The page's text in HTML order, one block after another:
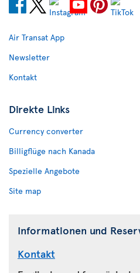
Air Transat App
Newsletter
Kontakt
Direkte Links
Currency converter
Billigflüge nach Kanada
Spezielle Angebote
Site map
Informationen und
Kontakt